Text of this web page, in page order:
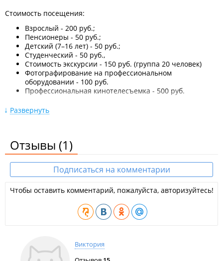
Стоимость посещения:
Взрослый - 200 руб.;
Пенсионеры - 50 руб.;
Детский (7–16 лет) - 50 руб.;
Студенческий - 50 руб.,
Стоимость экскурсии - 150 руб. (группа 20 человек)
Фотографирование на профессиональном
оборудовании - 100 руб.
Профессиональная кинотелесъемка - 500 руб.
Экскурсионное обслуживание осуществляется для групп от
Объект посещения;
Дату;
Количество экскурсантов,
Заявки принимаются минимум за 24 часа до
планируемого посещения.
Длительность экскурсии 60 минут, перерыв между
Экскурсионное обслуживание заканчивается в 16:00.
Развернуть
Отзывы (1)
Подписаться на комментарии
Чтобы оставить комментарий, пожалуйста, авторизуйтесь!
Виктория